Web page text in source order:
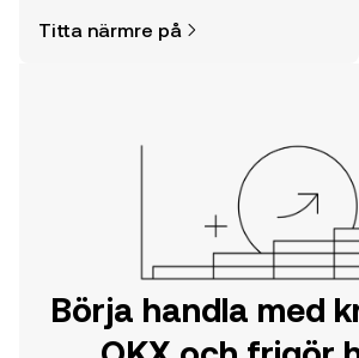
din resa på OKX mobilapp eller direkt
Titta närmre på
Börja handla med